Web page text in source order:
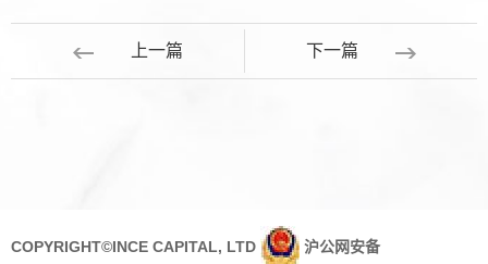
上一篇 下一篇
COPYRIGHT©INCE CAPITAL, LTD 沪公网安备